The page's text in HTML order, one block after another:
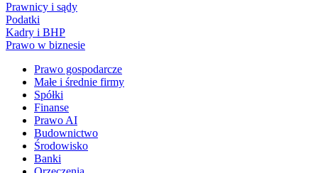
Prawnicy i sądy
Podatki
Kadry i BHP
Prawo w biznesie
Prawo gospodarcze
Małe i średnie firmy
Spółki
Finanse
Prawo AI
Budownictwo
Środowisko
Banki